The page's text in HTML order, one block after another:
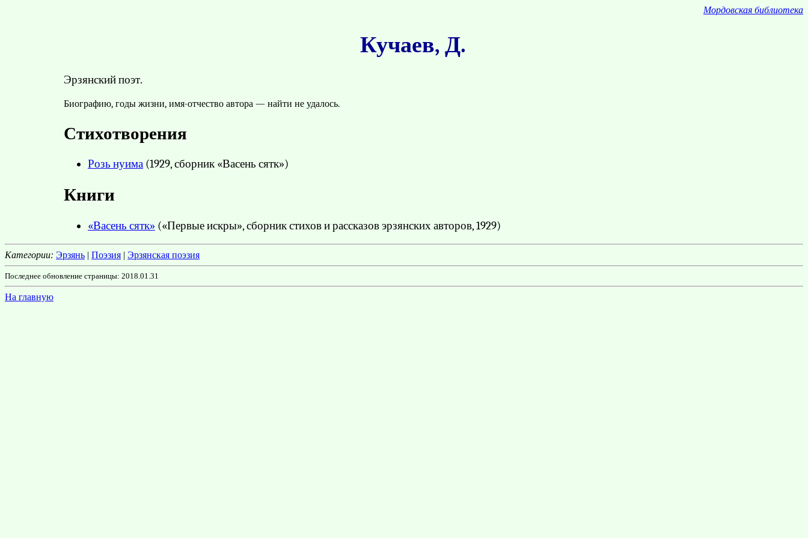
Мордовская библиотека
Кучаев, Д.
Эрзянский поэт.
Биографию, годы жизни, имя-отчество автора — найти не удалось.
Стихотворения
Розь нуима(1929, сборник «Васень сятк»)
Книги
«Васень сятк» («Первые искры», сборник стихов и рассказов эрзянских авторов, 1929)
Категории: Эрзянь | Поэзия | Эрзянская поэзия
Последнее обновление страницы: 2018.01.31
На главную